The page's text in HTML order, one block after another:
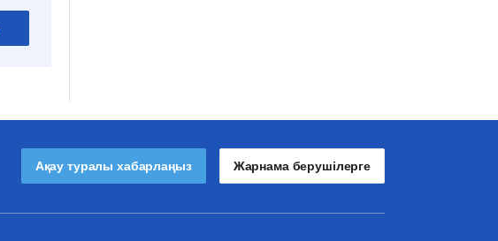
Ақау туралы хабарлаңыз Жарнама берушілерге